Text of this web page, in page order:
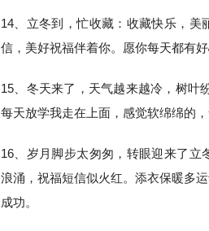
14、立冬到，忙收藏：收藏快乐，
信，美好祝福伴着你。愿你每天都有
15、冬天来了，天气越来越冷，树叶
每天放学我走在上面，感觉软绵绵的
16、岁月脚步太匆匆，转眼迎来了
浪涌，祝福短信似火红。添衣保暖多
成功。